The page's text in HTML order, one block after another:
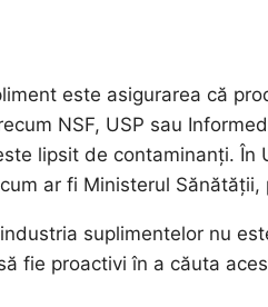
este asigurarea că
NSF, USP sau
lipsit de contaminanți. În
ar fi Ministerul
suplimentelor nu
fie proactivi în a căuta